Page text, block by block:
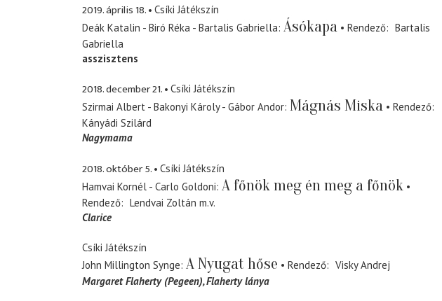
2019. április 18.
Csíki Játékszín
Deák Katalin - Biró Réka - Bartalis Gabriella Ásókapa Rendező
Bartalis
Gabriella
asszisztens
2018. december 21.
Csíki Játékszín
Szirmai Albert - Bakonyi Károly - Gábor Andor Mágnás Miska
Rendező
Kányádi Szilárd
Nagymama
2018. október 5.
Csíki Játékszín
Hamvai Kornél - Carlo Goldoni A főnök meg én meg a főnök
Rendező Lendvai Zoltán m.v.
Clarice
Csíki Játékszín
John Millington Synge A Nyugat hőse Rendező
Visky Andrej
Margaret Flaherty (Pegeen) Flaherty lánya